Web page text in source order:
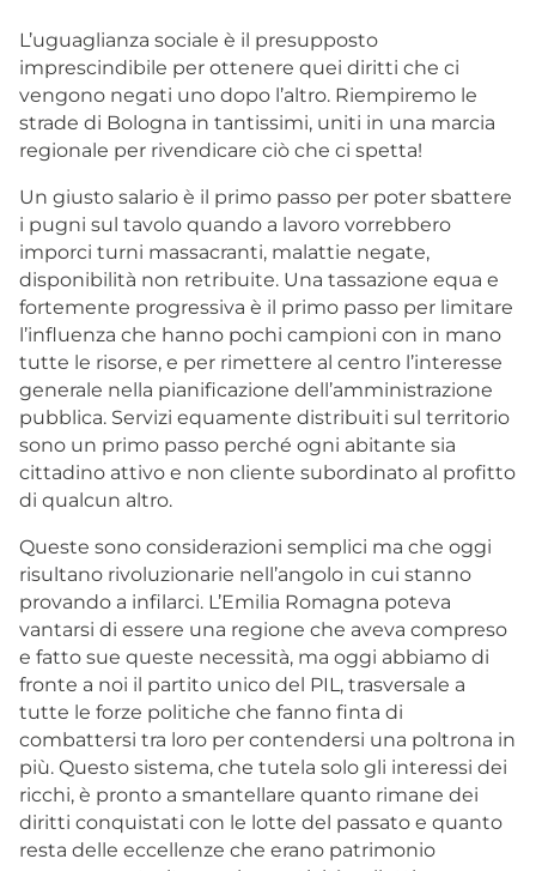
L’uguaglianza sociale è il presupposto
imprescindibile per ottenere quei diritti che ci
vengono negati uno dopo l’altro. Riempiremo le
strade di Bologna in tantissimi, uniti in una marcia
regionale per rivendicare ciò che ci spetta!
Un giusto salario è il primo passo per poter sbattere
i pugni sul tavolo quando a lavoro vorrebbero
imporci turni massacranti, malattie negate,
disponibilità non retribuite. Una tassazione equa e
fortemente progressiva è il primo passo per limitare
l’influenza che hanno pochi campioni con in mano
tutte le risorse, e per rimettere al centro l’interesse
generale nella pianificazione dell’amministrazione
pubblica. Servizi equamente distribuiti sul territorio
sono un primo passo perché ogni abitante sia
cittadino attivo e non cliente subordinato al profitto
di qualcun altro.
Queste sono considerazioni semplici ma che oggi
risultano rivoluzionarie nell’angolo in cui stanno
provando a infilarci. L’Emilia Romagna poteva
vantarsi di essere una regione che aveva compreso
e fatto sue queste necessità, ma oggi abbiamo di
fronte a noi il partito unico del PIL, trasversale a
tutte le forze politiche che fanno finta di
combattersi tra loro per contendersi una poltrona in
più. Questo sistema, che tutela solo gli interessi dei
ricchi, è pronto a smantellare quanto rimane dei
diritti conquistati con le lotte del passato e quanto
resta delle eccellenze che erano patrimonio